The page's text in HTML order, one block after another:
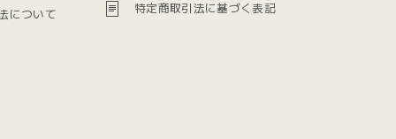
について
特定商取引法に基づく表記